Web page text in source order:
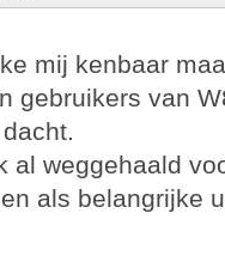
mij kenbaar
gebruikers van
al weggehaald
als belangrijke